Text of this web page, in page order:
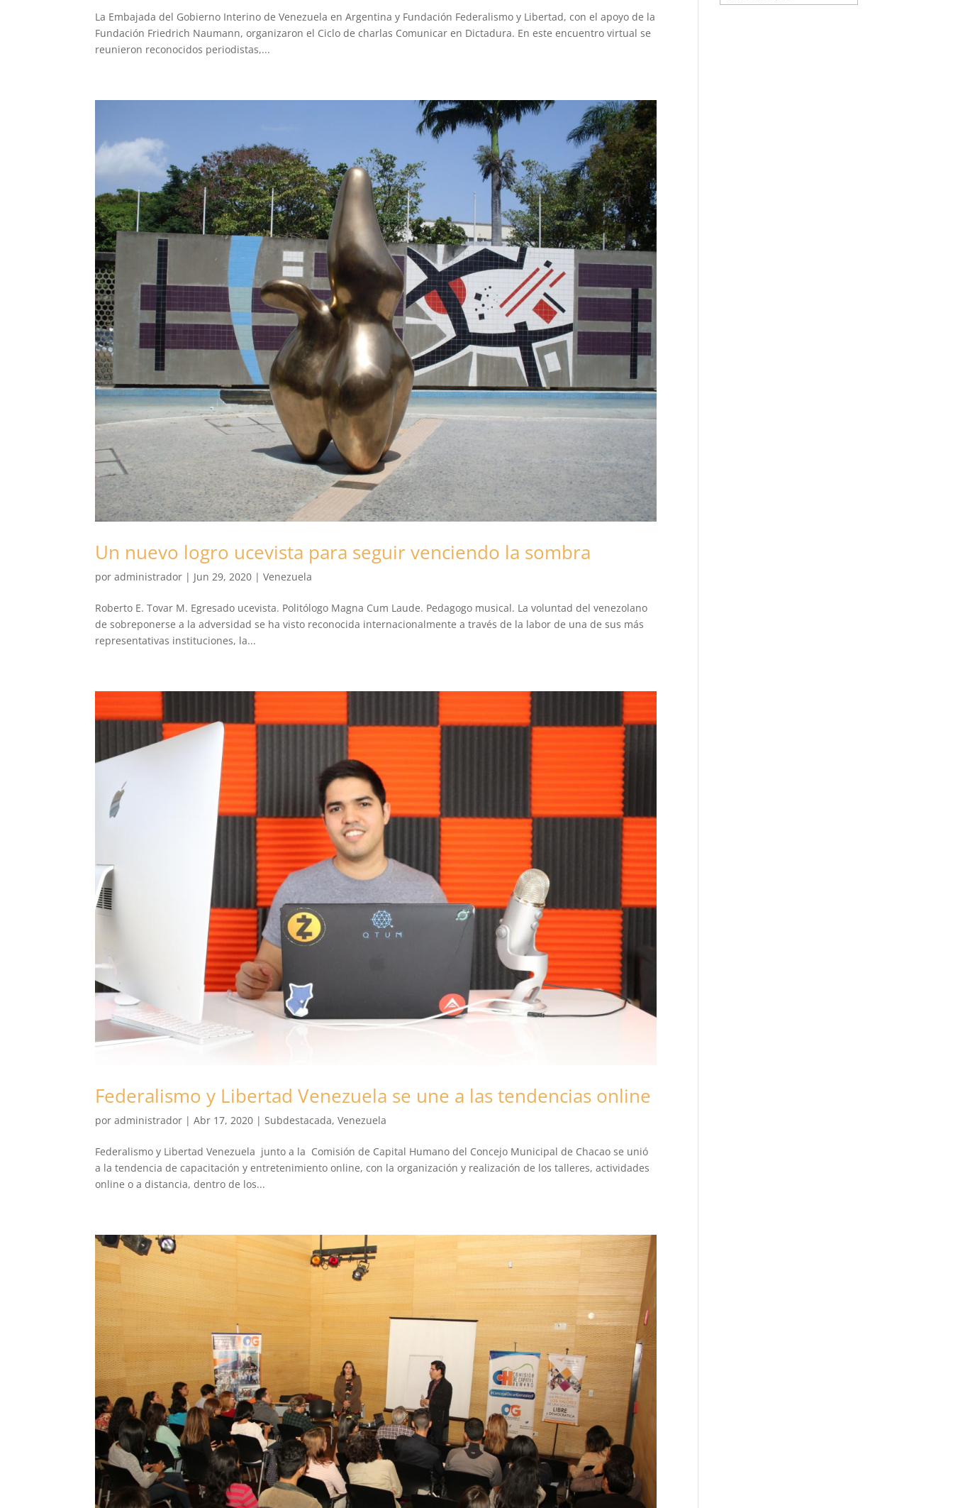
La Embajada del Gobierno Interino de Venezuela en Argentina y Fundación Federalismo y Libertad, con el apoyo de la
Fundación Friedrich Naumann, organizaron el Ciclo de charlas Comunicar en Dictadura. En este encuentro virtual se
reunieron reconocidos periodistas,...
Un nuevo logro ucevista para seguir venciendo la sombra
poradministrador | Jun 29, 2020 |Venezuela
Roberto E. Tovar M. Egresado ucevista. Politólogo Magna Cum Laude. Pedagogo musical. La voluntad del venezolano
de sobreponerse a la adversidad se ha visto reconocida internacionalmente a través de la labor de una de sus más
representativas instituciones, la...
Federalismo y Libertad Venezuela se une a las tendencias online
poradministrador |Abr 17, 2020 |Subdestacada,Venezuela
Federalismo y Libertad Venezuela junto a la Comisión de Capital Humano del Concejo Municipal de Chacao se unió
a la tendencia de capacitación y entretenimiento online, con la organización y realización de los talleres, actividades
online o a distancia, dentro de los...